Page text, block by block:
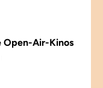
Open-Air-Kinos